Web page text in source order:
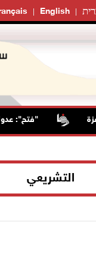
English
"فتح": عدوان
التشريعي